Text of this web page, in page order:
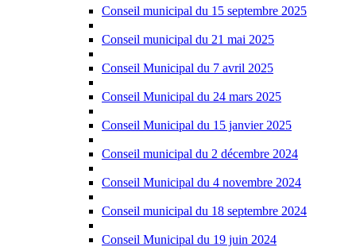
Conseil municipal du 15 septembre 2025
Conseil municipal du 21 mai 2025
Conseil Municipal du 7 avril 2025
Conseil Municipal du 24 mars 2025
Conseil Municipal du 15 janvier 2025
Conseil municipal du 2 décembre 2024
Conseil Municipal du 4 novembre 2024
Conseil municipal du 18 septembre 2024
Conseil Municipal du 19 juin 2024